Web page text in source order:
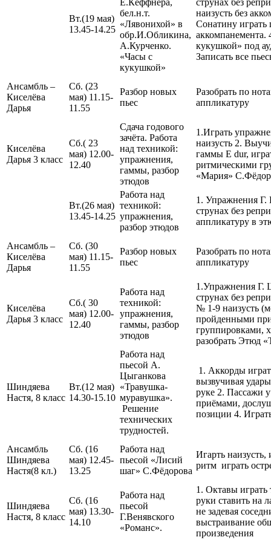
Вт.(19 мая)
13.45-14.25
бел.н.т.
«Лявонихой» в
обр.И.Обликина,
А.Курченко.
«Часы с
кукушкой»
наизусть без
Сонатину играть
аккомпанемента.
кукушкой» под
Записать все
Ансамбль –
Киселёва
Дарья
Сб. (23
мая) 11.15-
11.55
Разбор новых
пьес
Разобрать по
аппликатуру
Киселёва
Дарья 3 класс
Сб.( 23
мая) 12.00-
12.40
Сдача годового
зачёта. Работа
над техникой:
упражнения,
гаммы, разбор
этюдов
1.Играть
наизусть 2.
гаммы E dur,
ритмическими
«Мария»
Вт.(26 мая)
13.45-14.25
Работа над
техникой:
упражнения,
разбор этюдов
1. Упражнения
струнах без
аппликатуру в
Ансамбль –
Киселёва
Дарья
Сб. (30
мая) 11.15-
11.55
Разбор новых
пьес
Разобрать по
аппликатуру
Киселёва
Дарья 3 класс
Сб.( 30
мая) 12.00-
12.40
Работа над
техникой:
упражнения,
гаммы, разбор
этюдов
1.Упражнения Г.
струнах без
№ 1-9 наизусть
пройденными
группировками,
разобрать Этюд
Шиндяева
Настя, 8 класс
Вт.(12 мая)
14.30-15.10
Работа над
пьесой А.
Цыганкова
«Травушка-
муравушка».
Решение
технических
трудностей.
1. Аккорды
вызвучивая
руке 2. Пассажи
приёмами,
позиции 4.
Ансамбль
Шиндяева
Настя(8 кл.)
Сб. (16
мая) 12.45-
13.25
Работа над
пьесой «Лисий
шаг» С.Фёдорова
Игарть
ритм играть
Шиндяева
Настя, 8 класс
Сб. (16
мая) 13.30-
14.10
Работа над
пьесой
Г.Венявского
«Романс».
1. Октавы играть
руки ставить на
не задевая
выстраивание
произведения